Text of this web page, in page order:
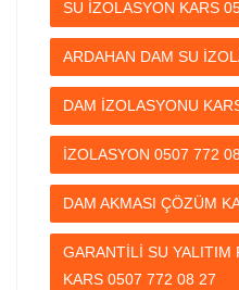
SU İZOLASYON KARS
ARDAHAN DAM SU
DAM İZOLASYONU
İZOLASYON 0507 772
DAM AKMASI ÇÖZÜM
GARANTİLİ SU YALITIM
KARS 0507 772 08 27